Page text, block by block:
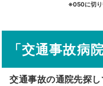
駅から探
※050に切り
「交通事故病
交通事故の通院先探